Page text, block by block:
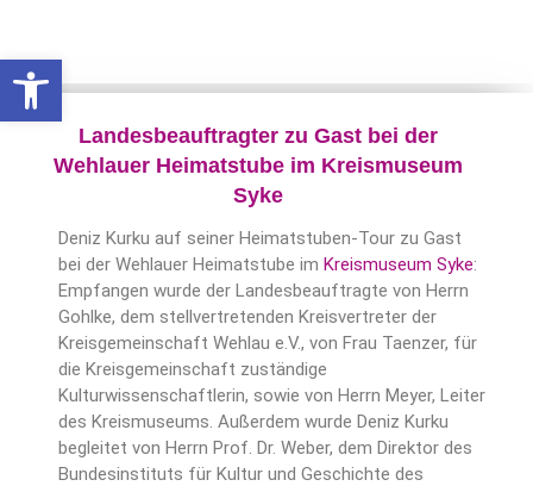
Werkzeugleiste öffnen
Landesbeauftragter zu Gast bei der
Wehlauer Heimatstube im Kreismuseum
Syke
Deniz Kurku auf seiner Heimatstuben-Tour zu Gast
bei der Wehlauer Heimatstube im Kreismuseum Syke:
Empfangen wurde der Landesbeauftragte von Herrn
Gohlke, dem stellvertretenden Kreisvertreter der
Kreisgemeinschaft Wehlau e.V., von Frau Taenzer, für
die Kreisgemeinschaft zuständige
Kulturwissenschaftlerin, sowie von Herrn Meyer, Leiter
des Kreismuseums. Außerdem wurde Deniz Kurku
begleitet von Herrn Prof. Dr. Weber, dem Direktor des
Bundesinstituts für Kultur und Geschichte des